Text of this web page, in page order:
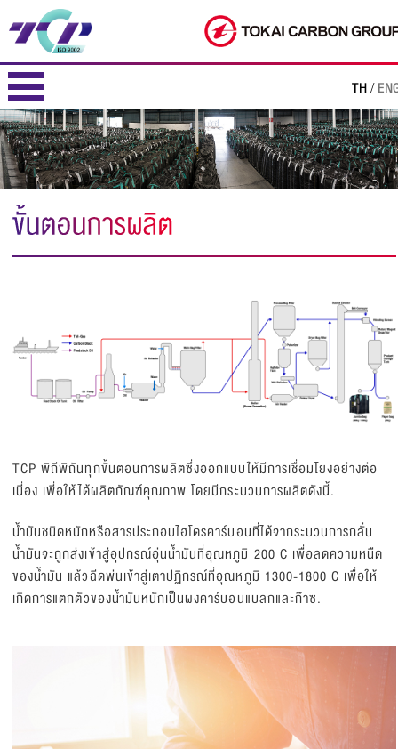
TH /
TCP พิถีพิถันทุกขั้นตอนการผลิตซึ่งออกแบบให้มีการเชื่อมโยงอย่างต่อ
เนื่อง เพื่อให้ได้ผลิตภัณฑ์คุณภาพ โดยมีกระบวนการผลิตดังนี้.
น้ำมันชนิดหนักหรือสารประกอบไฮโดรคาร์บอนที่ได้จากระบวนการกลั่น
น้ำมันจะถูกส่งเข้าสู่อุปกรณ์อุ่นน้ำมันที่อุณหภูมิ 200 C เพื่อลดความหนืด
ของน้ำมัน แล้วฉีดพ่นเข้าสู่เตาปฏิกรณ์ที่อุณหภูมิ 1300-1800 C เพื่อให้
เกิดการแตกตัวของน้ำมันหนักเป็นผงคาร์บอนแบลกและก๊าซ.